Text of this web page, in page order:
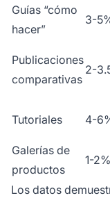
Guías “cómo
hacer”
3-
Publicaciones
comparativas
2-
Tutoriales 4-
Galerías de
productos
1-2%
Los datos